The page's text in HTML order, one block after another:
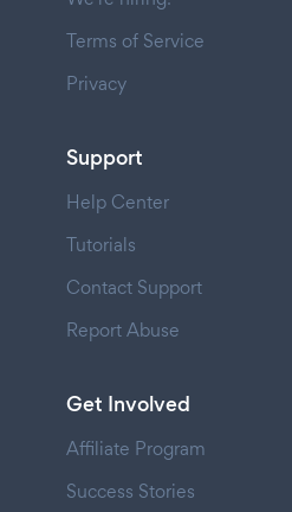
Terms of Service
Privacy
Support
Help Center
Tutorials
Contact Support
Report Abuse
Get Involved
Affiliate Program
Success Stories